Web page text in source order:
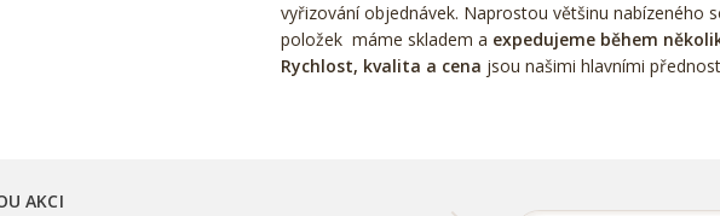
vyřizování objednávek. Naprostou většinu nabízeného
položek máme skladem a expedujeme během
Rychlost, kvalita a cena jsou našimi hlavními
AKCI